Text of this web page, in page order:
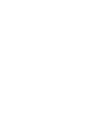
Pack Grey